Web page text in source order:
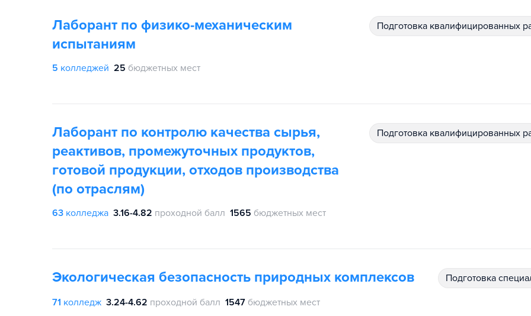
Лаборант по физико-механическим
испытаниям
подготовка квалифицированных
5 колледжей 25 бюджетных мест
Лаборант по контролю качества сырья,
реактивов, промежуточных продуктов,
готовой продукции, отходов производства
(по отраслям)
подготовка квалифицированных
63 колледжа 3.16-4.82 проходной балл 1565 бюджетных мест
Экологическая безопасность природных комплексов подготовка
71 колледж 3.24-4.62 проходной балл 1547 бюджетных мест